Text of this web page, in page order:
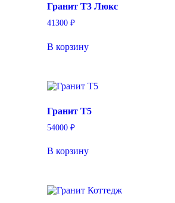
Гранит T3 Люкс
41300 ₽
В корзину
Гранит T5
54000 ₽
В корзину